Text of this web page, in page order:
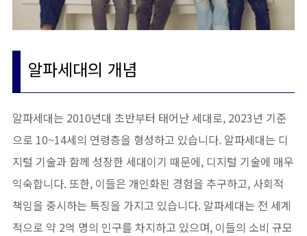
알파세대의 개념
알파세대는 2010년대 초반부터 태어난 세대로, 2023년 기준
으로 10~14세의 연령층을 형성하고 있습니다. 알파세대는 디
지털 기술과 함께 성장한 세대이기 때문에, 디지털 기술에 매우
익숙합니다. 또한, 이들은 개인화된 경험을 추구하고, 사회적
책임을 중시하는 특징을 가지고 있습니다. 알파세대는 전 세계
적으로 약 2억 명의 인구를 차지하고 있으며, 이들의 소비 규모